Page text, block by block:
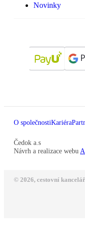
Novinky
O společnostiKariéra
Čedok a.s
Návrh a realizace webu
© 2026, cestovní